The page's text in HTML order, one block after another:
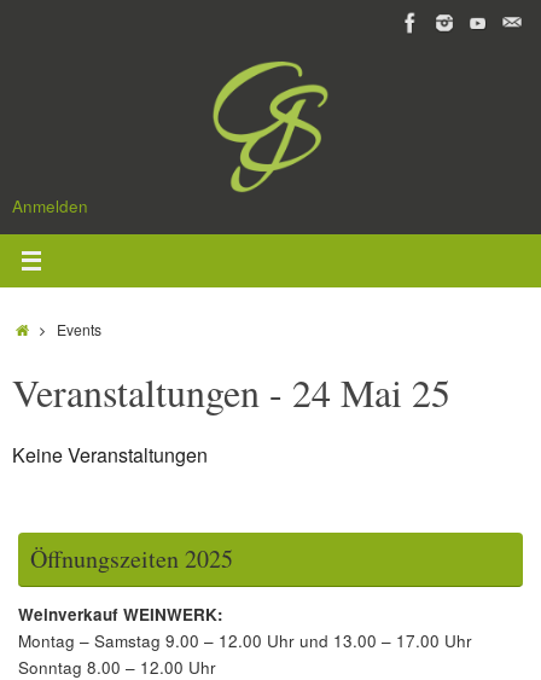
Anmelden
StartEvents
Veranstaltungen - 24 Mai 25
Keine Veranstaltungen
Öffnungszeiten 2025
Weinverkauf WEINWERK:
Montag – Samstag 9.00 – 12.00 Uhr und 13.00 – 17.00 Uhr
Sonntag 8.00 – 12.00 Uhr